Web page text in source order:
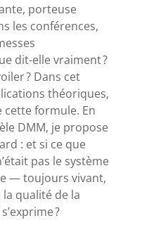
porteuse
les conférences,
dit-elle vraiment ?
? Dans cet
théoriques,
cette formule. En
DMM, je propose
: et si ce que
pas le système
— toujours vivant,
qualité de la
?